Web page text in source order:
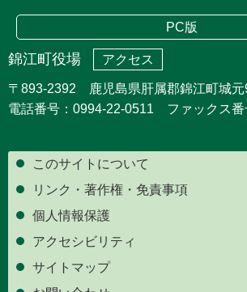
PC版
錦江町役場 アクセス
〒893-2392 鹿児島県肝属郡錦江町城元
電話番号：0994-22-0511 ファックス番
このサイトについて
リンク・著作権・免責事項
個人情報保護
アクセシビリティ
サイトマップ